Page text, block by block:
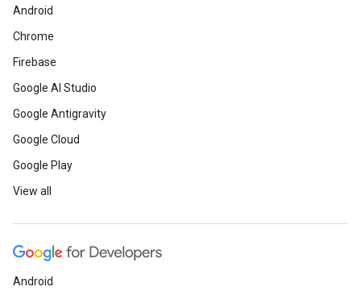
Android
Chrome
Firebase
Google AI Studio
Google Antigravity
Google Cloud
Google Play
View all
Android